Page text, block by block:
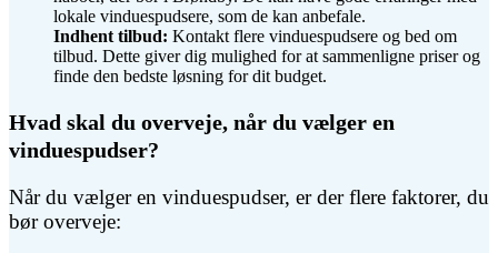
lokale vinduespudsere, som de kan anbefale.
Indhent tilbud: Kontakt flere vinduespudsere og bed om
tilbud. Dette giver dig mulighed for at sammenligne priser og
finde den bedste løsning for dit budget.
Hvad skal du overveje, når du vælger en
vinduespudser?
Når du vælger en vinduespudser, er der flere faktorer, du
bør overveje: